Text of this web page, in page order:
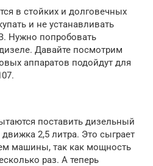
в стойких и долговечных
и не устанавливать
Нужно попробовать
Давайте посмотрим
аппаратов подойдут для
поставить дизельный
2,5 литра. Это сыграет
машины, так как мощность
раз. А теперь